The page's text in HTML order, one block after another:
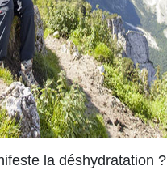
la déshydratation ?